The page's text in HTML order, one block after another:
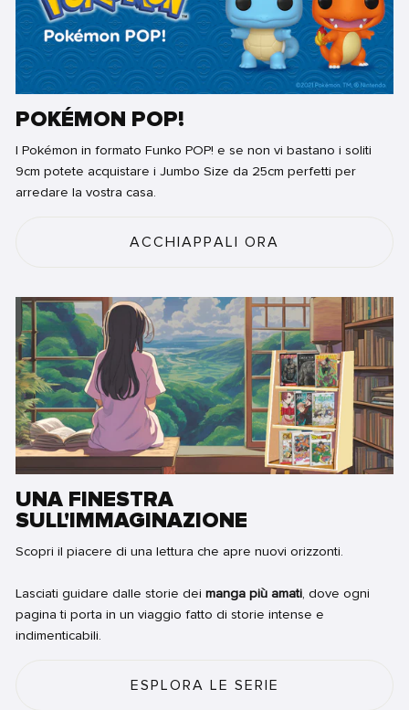
POKÉMON POP!
I Pokémon in formato Funko POP! e se non vi bastano i soliti
9cm potete acquistare i Jumbo Size da 25cm perfetti per
arredare la vostra casa.
ACCHIAPPALI ORA
UNA FINESTRA
SULL'IMMAGINAZIONE
Scopri il piacere di una lettura che apre nuovi orizzonti.
Lasciati guidare dalle storie dei manga più amati, dove ogni
pagina ti porta in un viaggio fatto di storie intense e
indimenticabili.
ESPLORA LE SERIE